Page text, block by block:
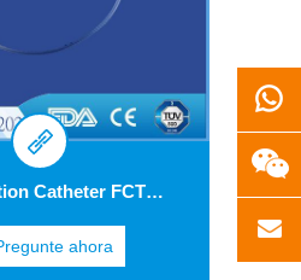
T type Suction Catheter FCT1202
ahora